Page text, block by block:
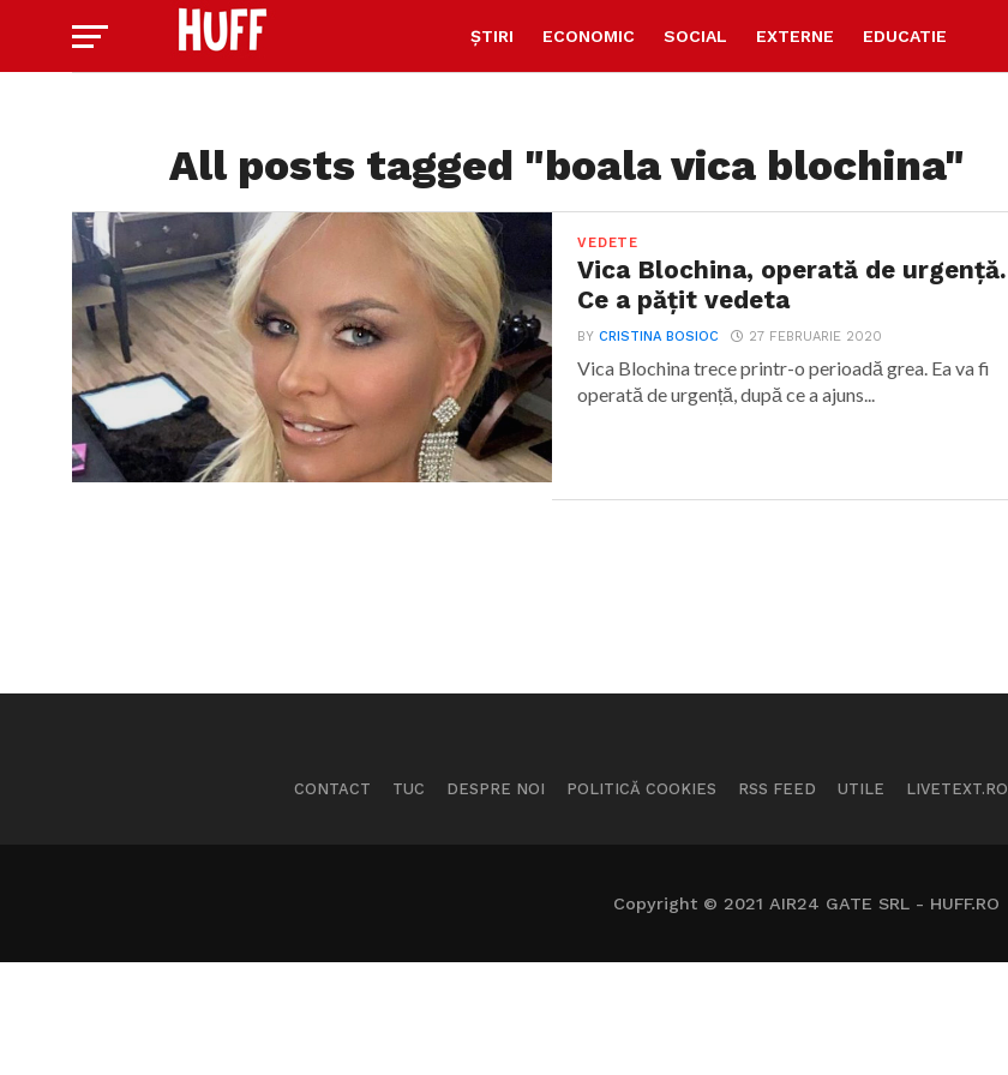
ȘTIRI ECONOMIC SOCIAL EXTERNE EDUCATIE
All posts tagged "boala vica blochina"
VEDETE
Vica Blochina, operată de urgență.
Ce a pățit vedeta
BYCRISTINA BOSIOC 27 FEBRUARIE 2020
Vica Blochina trece printr-o perioadă grea. Ea va fi
operată de urgență, după ce a ajuns...
CONTACT TUC DESPRE NOI POLITICĂ COOKIES RSS FEED UTILE LIVETEXT.RO
Copyright © 2021 AIR24 GATE SRL - HUFF.RO